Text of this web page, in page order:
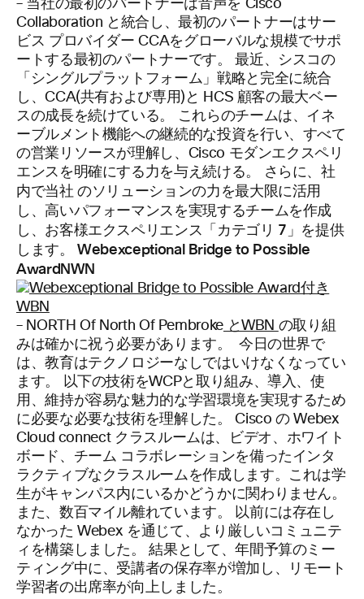
– 当社の最初のパートナーは音声を Cisco
Collaboration と統合し、最初のパートナーはサー
ビス プロバイダー CCAをグローバルな規模でサポ
ートする最初のパートナーです。 最近、シスコの
「シングルプラットフォーム」戦略と完全に統合
し、CCA(共有および専用)と HCS 顧客の最大ベー
スの成長を続けている。 これらのチームは、イネ
ーブルメント機能への継続的な投資を行い、すべて
の営業リソースが理解し、Cisco モダンエクスペリ
エンスを明確にする力を与え続ける。 さらに、社
内で当社 のソリューションの力を最大限に活用
し、高いパフォーマンスを実現するチームを作成
し、お客様エクスペリエンス「カテゴリ 7」を提供
します。 Webexceptional Bridge to Possible
AwardNWN
– NORTH Of North Of PembrokeとWBN の取り組
みは確かに祝う必要があります。 今日の世界で
は、教育はテクノロジーなしではいけなくなってい
ます。 以下の技術をWCPと取り組み、導入、使
用、維持が容易な魅力的な学習環境を実現するため
に必要な必要な技術を理解した。 Cisco の Webex
Cloud connect クラスルームは、ビデオ、ホワイト
ボード、チーム コラボレーションを備ったインタ
ラクティブなクラスルームを作成します。これは学
生がキャンパス内にいるかどうかに関わりません。
また、数百マイル離れています。 以前には存在し
なかった Webex を通じて、より厳しいコミュニテ
ィを構築しました。 結果として、年間予算のミー
ティング中に、受講者の保存率が増加し、リモート
学習者の出席率が向上しました。